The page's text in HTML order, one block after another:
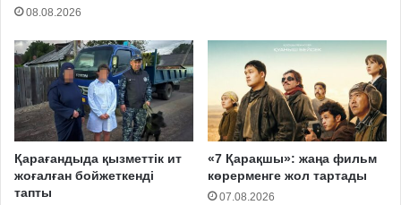
08.08.2026
Қарағандыда қызметтік ит
жоғалған бойжеткенді
тапты
«7 Қарақшы»: жаңа фильм
көрерменге жол тартады
07.08.2026